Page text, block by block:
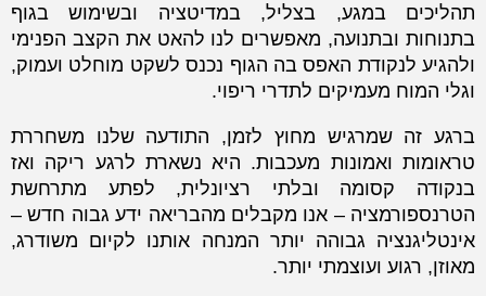
תהליכים במגע, בצליל, במדיטציה ובשימוש בגוף
בתנוחות ובתנועה, מאפשרים לנו להאט את הקצב הפנימי
ולהגיע לנקודת האפס בה הגוף נכנס לשקט מוחלט ועמוק,
וגלי המוח מעמיקים לתדרי ריפוי.
ברגע זה שמרגיש מחוץ לזמן, התודעה שלנו משחררת
טראומות ואמונות מעכבות. היא נשארת לרגע ריקה ואז
בנקודה קסומה ובלתי רציונלית, לפתע מתרחשת
הטרנספורמציה – אנו מקבלים מהבריאה ידע גבוה חדש –
אינטליגנציה גבוהה יותר המנחה אותנו לקיום משודרג,
מאוזן, רגוע ועוצמתי יותר.